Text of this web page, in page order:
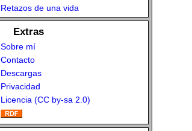
Retazos de una vida
Extras
Sobre mí
Contacto
Descargas
Privacidad
Licencia (CC by-sa 2.0)